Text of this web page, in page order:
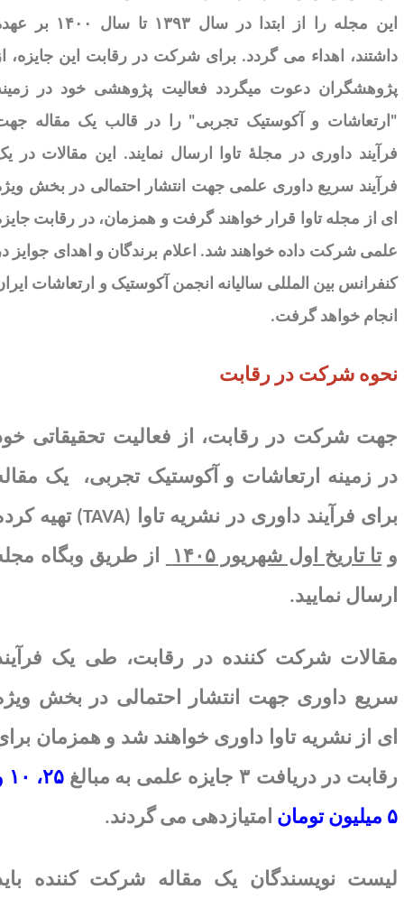
مجله را از ابتدا در سال ۱۳۹۳ تا سال ۱۴۰۰ بر عهده
اهداء می گردد. برایشرکت در رقابت این جایزه، از
دعوت می­گردد فعالیت پژوهشی خود در زمینۀ
و آکوستیک تجربی" را در قالب یک مقاله جهت
داوری در مجلۀ تاوا ارسال نمایند. این مقالات در یک
سریع داوری علمی جهت انتشار احتمالی در بخش ویژه
از مجله تاوا قرار خواهند گرفت و همزمان، در رقابت جایزه­
شرکت داده خواهند شد. اعلام برندگان و اهدای جوایز در
بین المللی سالیانه­ انجمن آکوستیک و ارتعاشات ایران
خواهد گرفت.
شرکت در رقابت
شرکت در رقابت، از فعالیت تحقیقاتی خود
زمینه­ ارتعاشات و آکوستیک تجربی، یک مقاله
فرآیند داوری در نشریه تاوا(TAVA)تهیه کرده
تا تاریخ اول شهریور ۱۴۰۵
از طریق وبگاه مجله
نمایید.
شرکت کننده در رقابت، طی یک فرآیند
داوری جهت انتشار احتمالی در بخش ویژه
از نشریه تاوا داوری خواهند شد و همزمان برای
در دریافت۳ جایزه علمی به مبالغ ۲۵،۱۰ و
میلیون تومانامتیازدهی می گردند.
نویسندگان یک مقاله شرکت کننده باید